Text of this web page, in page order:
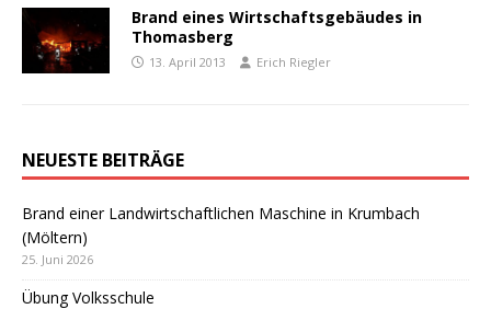
Brand eines Wirtschaftsgebäudes in
Thomasberg
13. April 2013 Erich Riegler
NEUESTE BEITRÄGE
Brand einer Landwirtschaftlichen Maschine in Krumbach
(Möltern)
25. Juni 2026
Übung Volksschule